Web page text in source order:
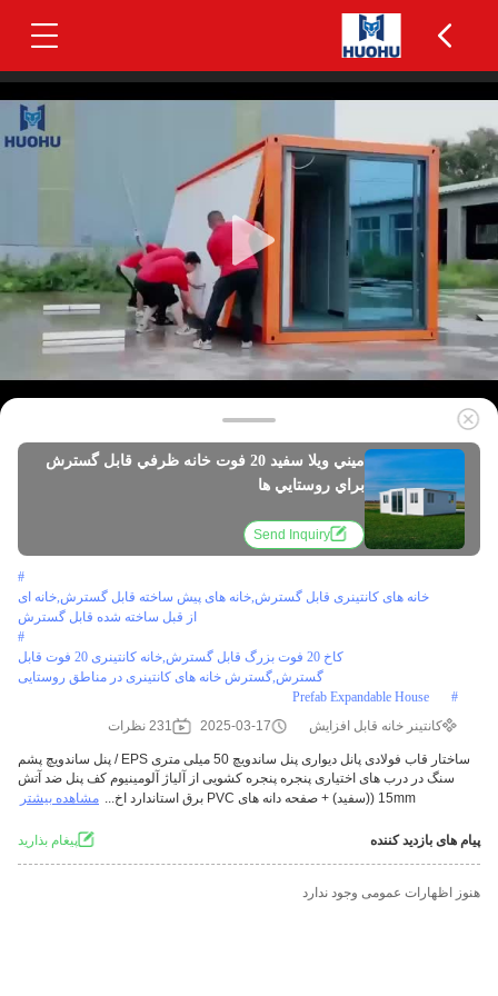
ميني ويلا سفيد 20 فوت خانه ظرفي قابل گسترش
براي روستايي ها
Send Inquiry
#
خانه های کانتینری قابل گسترش,خانه های پیش ساخته قابل گسترش,خانه ای
از قبل ساخته شده قابل گسترش
#
کاخ 20 فوت بزرگ قابل گسترش,خانه کانتینری 20 فوت قابل
گسترش,گسترش خانه های کانتینری در مناطق روستایی
#
Prefab Expandable House
کانتینر خانه قابل افزایش
2025-03-17 231 نظرات
ساختار قاب فولادی پانل دیواری پنل ساندویچ 50 میلی متری EPS / پنل ساندویچ پشم
سنگ در درب های اختیاری پنجره پنجره کشویی از آلیاژ آلومینیوم کف پنل ضد آتش
15mm ((سفيد) + صفحه دانه های PVC برق استاندارد اخ...
مشاهده بیشتر
پیام های بازدید کننده پيغام بذاريد
هنوز اظهارات عمومی وجود ندارد